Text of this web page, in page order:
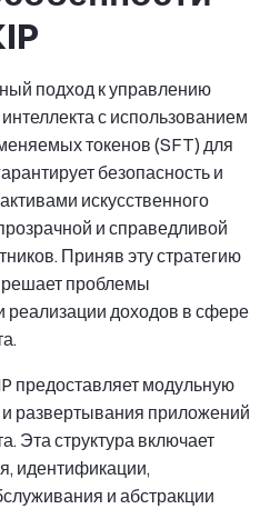
подход к управлению
с использованием
токенов (SFT) для
безопасность и
искусственного
и справедливой
Приняв эту стратегию
решает проблемы
реализации доходов в сфере
предоставляет модульную
и развертывания приложений
Эта структура включает
идентификации,
и абстракции